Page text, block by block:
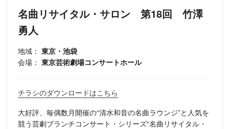
名曲リサイタル・サロン 第18回 竹澤
勇人
地域： 東京・池袋
会場： 東京芸術劇場コンサートホール
チラシのダウンロードはこちら
大好評、毎偶数月開催の“清水和音の名曲ラウンジ”と人気を
競う芸劇ブランチコンサート・シリーズ“名曲リサイタル・